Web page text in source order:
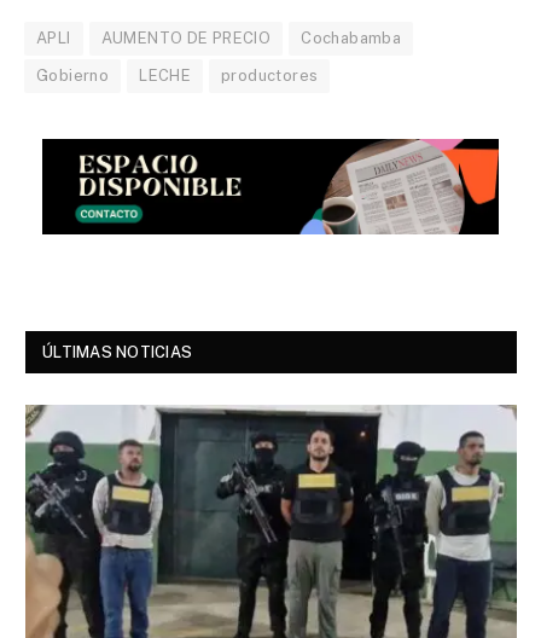
APLI AUMENTO DE PRECIO Cochabamba
Gobierno LECHE productores
ÚLTIMAS NOTICIAS